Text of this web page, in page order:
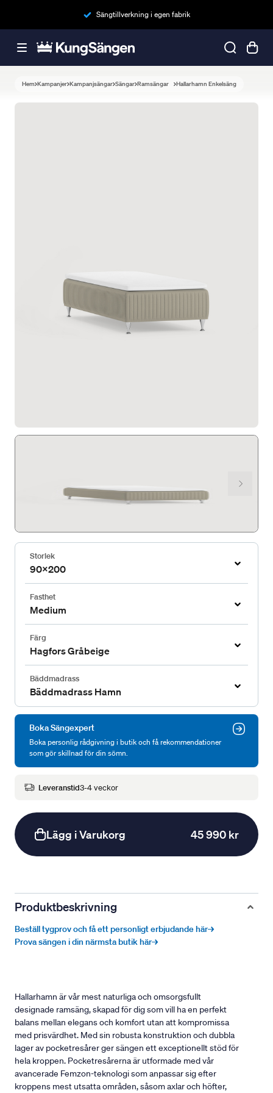
Sängtillverkning i egen fabrik
Hem Kampanjer Kampanjsängar Sängar Ramsängar Hallarhamn Enkelsäng
Storlek
90x200
Fasthet
Medium
Färg
Hagfors Gråbeige
Bäddmadrass
Bäddmadrass Hamn
Boka Sängexpert
Boka personlig rådgivning i butik och få rekommendationer
som gör skillnad för din sömn.
Leveranstid3-4 veckor
Lägg i Varukorg 45 990 kr
Produktbeskrivning
Beställ tygprov och få ett personligt erbjudande här→
Prova sängen i din närmsta butik här→
Hallarhamn är vår mest naturliga och omsorgsfullt
designade ramsäng, skapad för dig som vill ha en perfekt
balans mellan elegans och komfort utan att kompromissa
med prisvärdhet. Med sin robusta konstruktion och dubbla
lager av pocketresårer ger sängen ett exceptionellt stöd för
hela kroppen. Pocketresårerna är utformade med vår
avancerade Femzon-teknologi som anpassar sig efter
kroppens mest utsatta områden, såsom axlar och höfter,